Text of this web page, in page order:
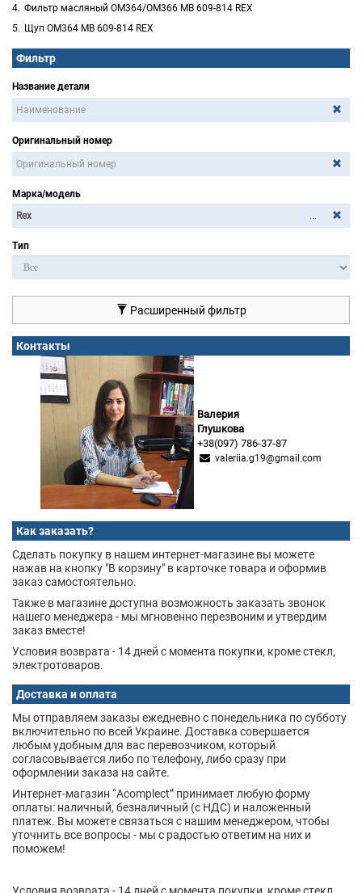
Фильтр масляный OM364/OM366 MB 609-814 REX
Щуп OM364 MB 609-814 REX
Фильтр
Название детали
Оригинальный номер
Марка/модель
...
Тип
Расширенный фильтр
Контакты
Валерия
Глушкова
+38(097) 786-37-87
valeriia.g19@gmail.com
Как заказать?
Сделать покупку в нашем интернет-магазине вы можете
нажав на кнопку "В корзину" в карточке товара и оформив
заказ самостоятельно.
Также в магазине доступна возможность заказать звонок
нашего менеджера - мы мгновенно перезвоним и утвердим
заказ вместе!
Условия возврата - 14 дней с момента покупки, кроме стекл,
электротоваров.
Доставка и оплата
Мы отправляем заказы ежедневно с понедельника по субботу
включительно по всей Украине. Доставка совершается
любым удобным для вас перевозчиком, который
согласовывается либо по телефону, либо сразу при
оформлении заказа на сайте.
Интернет-магазин “Acomplect” принимает любую форму
оплаты: наличный, безналичный (с НДС) и наложенный
платеж. Вы можете связаться с нашим менеджером, чтобы
уточнить все вопросы - мы с радостью ответим на них и
поможем!